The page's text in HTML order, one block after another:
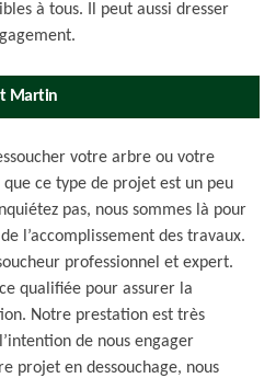
à tous. Il peut aussi dresser
Martin
votre arbre ou votre
ce type de projet est un peu
pas, nous sommes là pour
l’accomplissement des travaux.
professionnel et expert.
qualifiée pour assurer la
Notre prestation est très
de nous engager
projet en dessouchage, nous